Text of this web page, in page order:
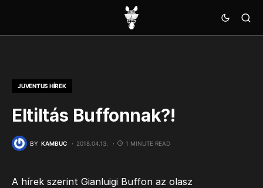
JUVENTUS HÍREK
Eltiltás Buffonnak?!
BY KAMBUC 2018.04.13. 1 MINUTE READ
A hírek szerint Gianluigi Buffon az olasz